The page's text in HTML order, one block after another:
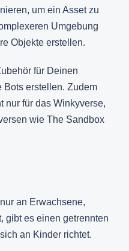
um ein Asset zu
Umgebung
Objekte erstellen.
für Deinen
Bots erstellen. Zudem
nur für das Winkyverse,
wie The Sandbox
an Erwachsene,
gibt es einen getrennten
an Kinder richtet.